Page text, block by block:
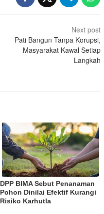
Next post
Pati Bangun Tanpa Korupsi,
Masyarakat Kawal Setiap
Langkah
DPP BIMA Sebut Penanaman
Pohon Dinilai Efektif Kurangi
Risiko Karhutla